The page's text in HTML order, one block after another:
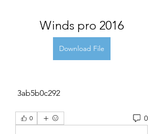
Winds pro 2016
Download File
3ab5b0c292
0 0